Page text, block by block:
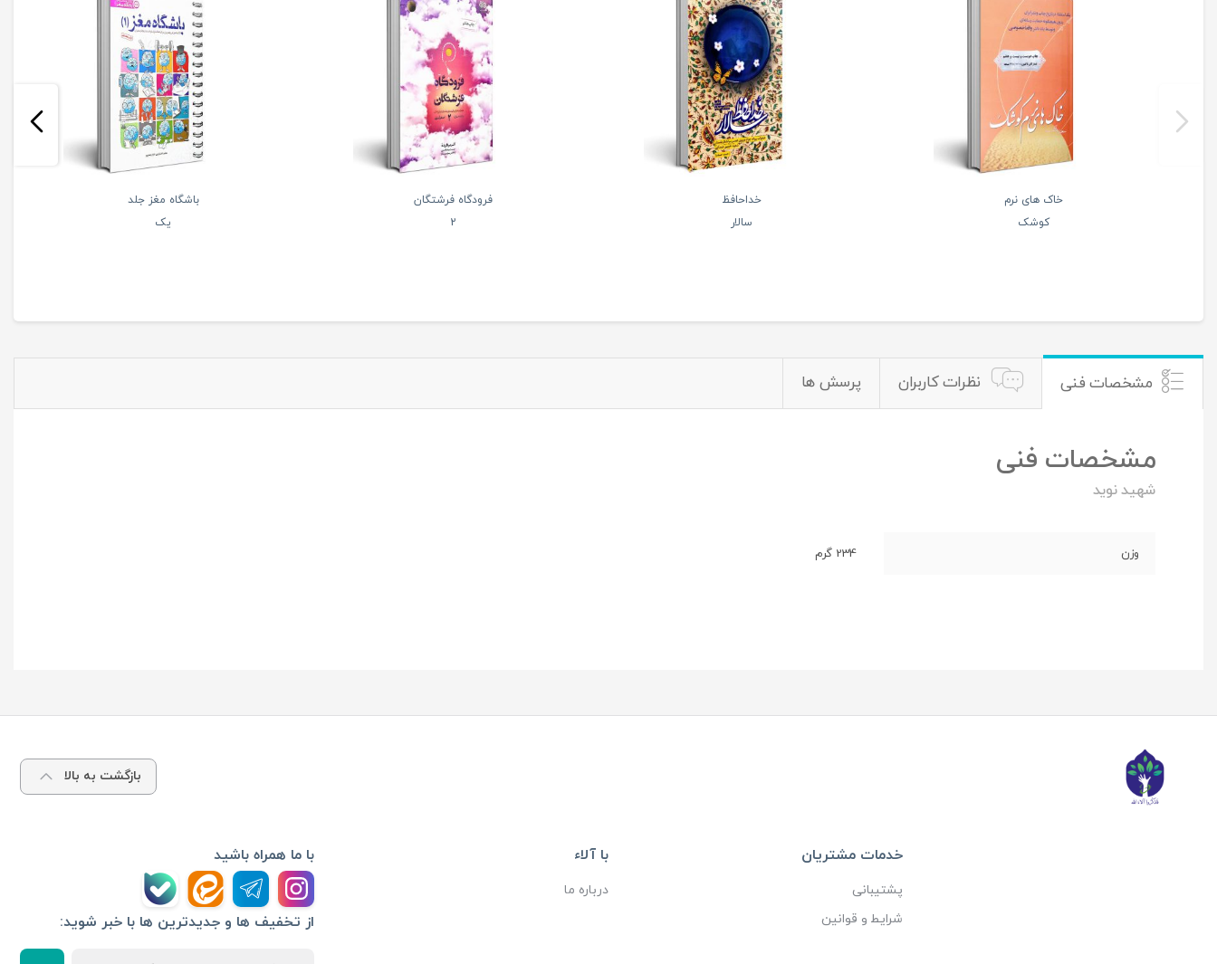
خاک های نرم
کوشک
خداحافظ
سالار
فرودگاه فرشتگان
2
باشگاه مغز جلد
یک
مشخصات فنی نظرات کاربران پرسش ها
مشخصات فنی
شهید نوید
وزن 234 گرم
بازگشت به بالا
خدمات مشتریان
پشتیبانی
شرایط و قوانین
با آلاء
درباره ما
از تخفیف ها و جدیدترین ها با خبر شوید:
با ما همراه باشید